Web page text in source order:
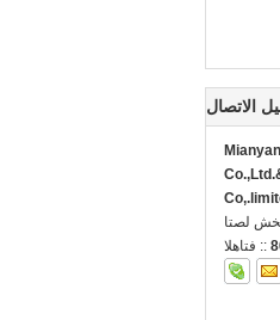
الاتصال
شخص:
الهاتف ::